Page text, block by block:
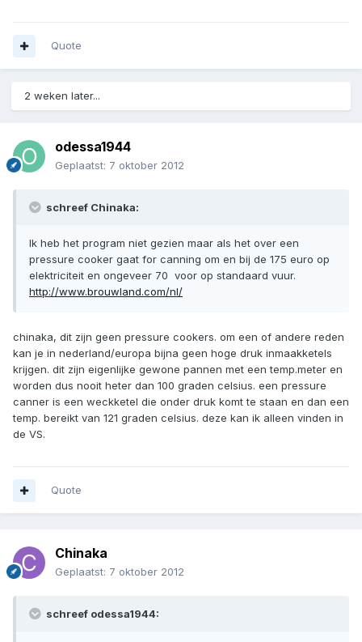
Quote
2 weken later...
odessa1944
Geplaatst: 7 oktober 2012
schreef Chinaka:
Ik heb het program niet gezien maar als het over een
pressure cooker gaat for canning om en bij de 175 euro op
elektriciteit en ongeveer 70  voor op standaard vuur.
http://www.brouwland.com/nl/
chinaka, dit zijn geen pressure cookers. om een of andere reden
kan je in nederland/europa bijna geen hoge druk inmaakketels
krijgen. dit zijn eigenlijke gewone pannen met een temp.meter en
worden dus nooit heter dan 100 graden celsius. een pressure
canner is een weckketel die onder druk komt te staan en dan een
temp. bereikt van 121 graden celsius. deze kan ik alleen vinden in
de VS.
Quote
Chinaka
Geplaatst: 7 oktober 2012
schreef odessa1944: